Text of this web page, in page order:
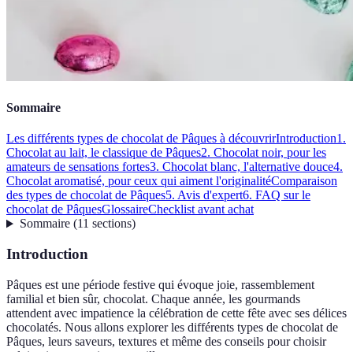
Sommaire
Les différents types de chocolat de Pâques à découvrirIntroduction1.
Chocolat au lait, le classique de Pâques2. Chocolat noir, pour les
amateurs de sensations fortes3. Chocolat blanc, l'alternative douce4.
Chocolat aromatisé, pour ceux qui aiment l'originalitéComparaison
des types de chocolat de Pâques5. Avis d'expert6. FAQ sur le
chocolat de PâquesGlossaireChecklist avant achat
Sommaire(11 sections)
Introduction
Pâques est une période festive qui évoque joie, rassemblement
familial et bien sûr, chocolat. Chaque année, les gourmands
attendent avec impatience la célébration de cette fête avec ses délices
chocolatés. Nous allons explorer les différents types de chocolat de
Pâques, leurs saveurs, textures et même des conseils pour choisir